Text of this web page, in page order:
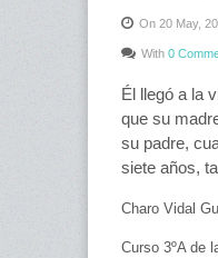
On 20 May,
With 0
Él llegó a la
que su
su padre,
siete años,
Charo Vidal
Curso 3ºA de